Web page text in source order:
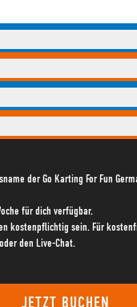
JETZT BUCHEN
der Go Karting For Fun
für dich verfügbar.
kostenpflichtig sein. Für
den Live-Chat.